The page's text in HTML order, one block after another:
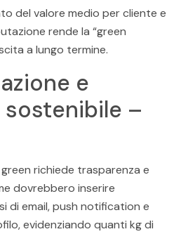
del valore medio per cliente e
rende la “green
a lungo termine.
e
–
richiede trasparenza e
dovrebbero inserire
di email, push notification e
evidenziando quanti kg di